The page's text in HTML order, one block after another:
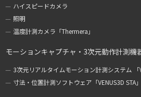
ハイスピードカメラ
照明
温度計測カメラ「Thermera」
モーションキャプチャ・3次元動作計測機
3次元リアルタイムモーション計測システム 「
寸法・位置計測ソフトウェア「VENUS3D STA」